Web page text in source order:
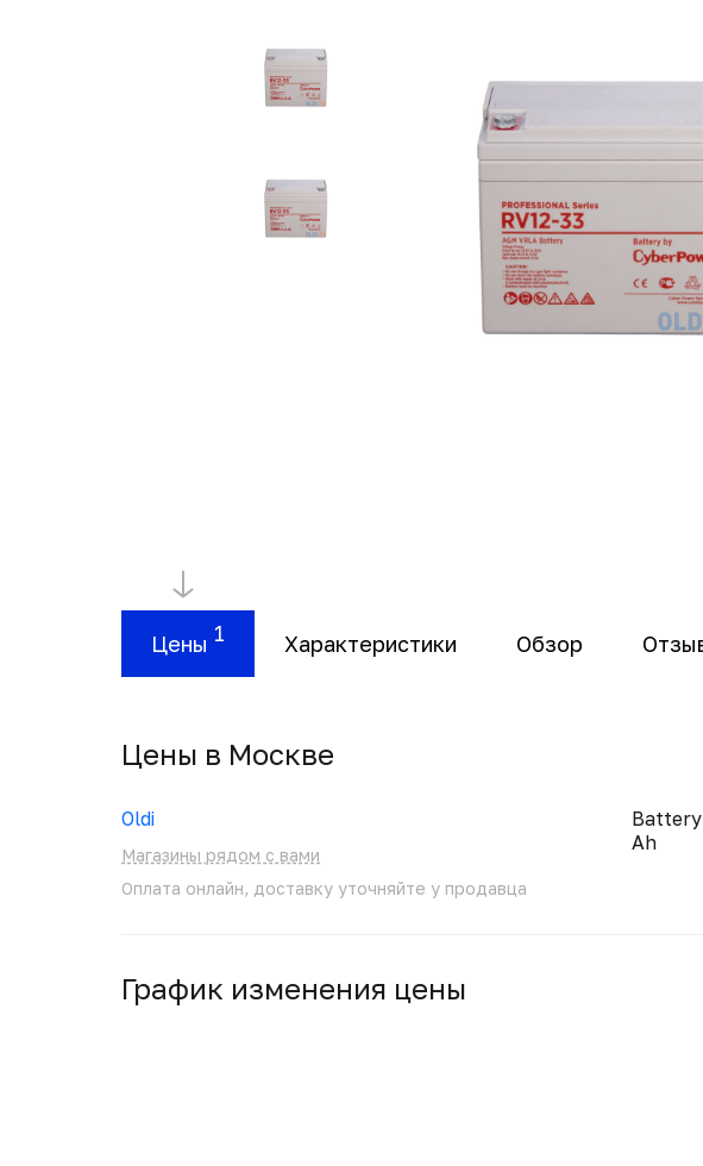
Цены 1 Характеристики Обзор
Цены в Москвe
Oldi
Магазины рядом с вами
Оплата онлайн, доставку уточняйте у продавца
Battery
Ah
График изменения цены